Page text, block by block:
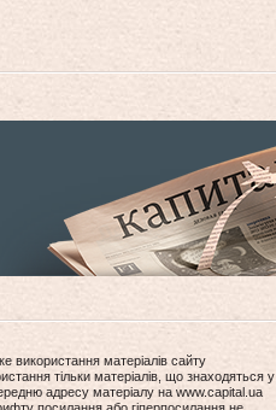
використання матеріалів сайту
тільки матеріалів, що знаходяться у
адресу матеріалу на www.capital.ua